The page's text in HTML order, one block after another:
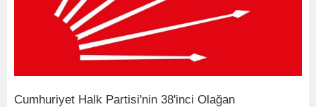
Cumhuriyet Halk Partisi'nin 38'inci Olağan